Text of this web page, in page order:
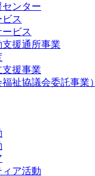
ンター
ス
ビス
援通所事業
支援事業
福祉協議会委託事業）
ア活動